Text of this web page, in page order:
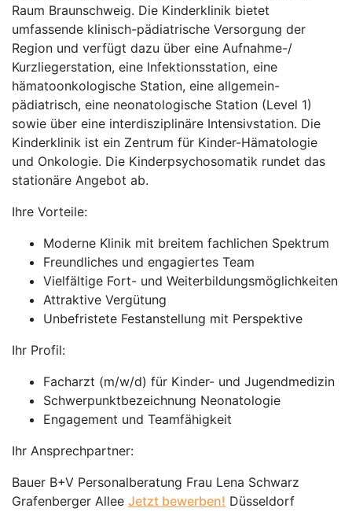
Raum Braunschweig. Die Kinderklinik bietet
umfassende klinisch-pädiatrische Versorgung der
Region und verfügt dazu über eine Aufnahme-/
Kurzliegerstation, eine Infektionsstation, eine
hämatoonkologische Station, eine allgemein-
pädiatrisch, eine neonatologische Station (Level 1)
sowie über eine interdisziplinäre Intensivstation. Die
Kinderklinik ist ein Zentrum für Kinder-Hämatologie
und Onkologie. Die Kinderpsychosomatik rundet das
stationäre Angebot ab.
Ihre Vorteile:
Moderne Klinik mit breitem fachlichen Spektrum
Freundliches und engagiertes Team
Vielfältige Fort- und Weiterbildungsmöglichkeiten
Attraktive Vergütung
Unbefristete Festanstellung mit Perspektive
Ihr Profil:
Facharzt (m/w/d) für Kinder- und Jugendmedizin
Schwerpunktbezeichnung Neonatologie
Engagement und Teamfähigkeit
Ihr Ansprechpartner:
Bauer B+V Personalberatung Frau Lena Schwarz
Grafenberger Allee Jetzt bewerben! Düsseldorf